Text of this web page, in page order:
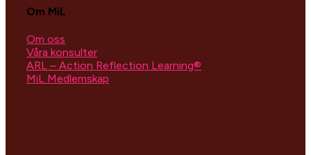
Om MiL
Om oss
Våra konsulter
ARL – Action Reflection Learning®
MiL Medlemskap